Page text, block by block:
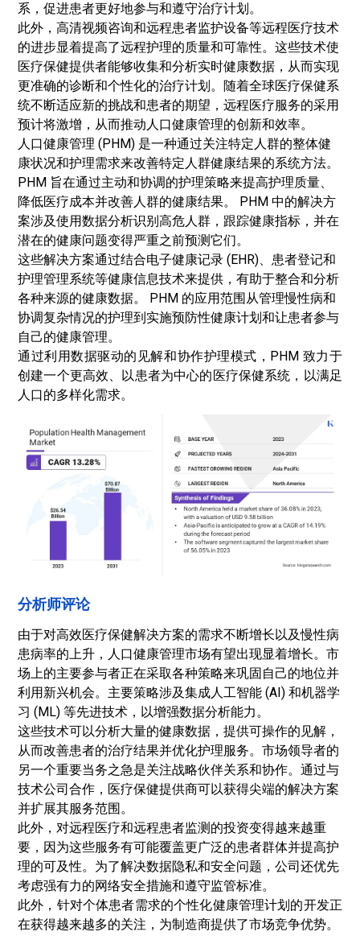
系，促进患者更好地参与和遵守治疗计划。
此外，高清视频咨询和远程患者监护设备等远程医疗技术
的进步显着提高了远程护理的质量和可靠性。这些技术使
医疗保健提供者能够收集和分析实时健康数据，从而实现
更准确的诊断和个性化的治疗计划。随着全球医疗保健系
统不断适应新的挑战和患者的期望，远程医疗服务的采用
预计将激增，从而推动人口健康管理的创新和效率。
人口健康管理 (PHM) 是一种通过关注特定人群的整体健
康状况和护理需求来改善特定人群健康结果的系统方法。
PHM 旨在通过主动和协调的护理策略来提高护理质量、
降低医疗成本并改善人群的健康结果。 PHM 中的解决方
案涉及使用数据分析识别高危人群，跟踪健康指标，并在
潜在的健康问题变得严重之前预测它们。
这些解决方案通过结合电子健康记录 (EHR)、患者登记和
护理管理系统等健康信息技术来提供，有助于整合和分析
各种来源的健康数据。 PHM 的应用范围从管理慢性病和
协调复杂情况的护理到实施预防性健康计划和让患者参与
自己的健康管理。
通过利用数据驱动的见解和协作护理模式，PHM 致力于
创建一个更高效、以患者为中心的医疗保健系统，以满足
人口的多样化需求。
分析师评论
由于对高效医疗保健解决方案的需求不断增长以及慢性病
患病率的上升，人口健康管理市场有望出现显着增长。市
场上的主要参与者正在采取各种策略来巩固自己的地位并
利用新兴机会。主要策略涉及集成人工智能 (AI) 和机器学
习 (ML) 等先进技术，以增强数据分析能力。
这些技术可以分析大量的健康数据，提供可操作的见解，
从而改善患者的治疗结果并优化护理服务。市场领导者的
另一个重要当务之急是关注战略伙伴关系和协作。通过与
技术公司合作，医疗保健提供商可以获得尖端的解决方案
并扩展其服务范围。
此外，对远程医疗和远程患者监测的投资变得越来越重
要，因为这些服务有可能覆盖更广泛的患者群体并提高护
理的可及性。为了解决数据隐私和安全问题，公司还优先
考虑强有力的网络安全措施和遵守监管标准。
此外，针对个体患者需求的个性化健康管理计划的开发正
在获得越来越多的关注，为制造商提供了市场竞争优势。